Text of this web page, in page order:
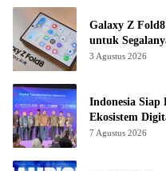
Galaxy Z
untuk
3 Agustus 2026
Indonesia
Ekosistem
7 Agustus 2026